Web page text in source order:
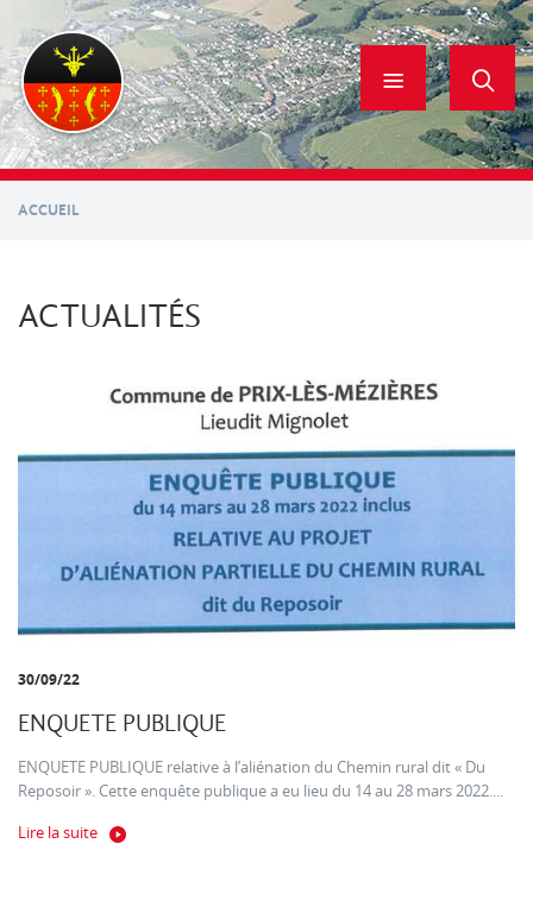
contenu
principal
ACCUEIL
ACTUALITÉS
30/09/22
ENQUETE PUBLIQUE
ENQUETE PUBLIQUE relative à l’aliénation du Chemin rural dit « Du
Reposoir ». Cette enquête publique a eu lieu du 14 au 28 mars 2022....
Lire la suite